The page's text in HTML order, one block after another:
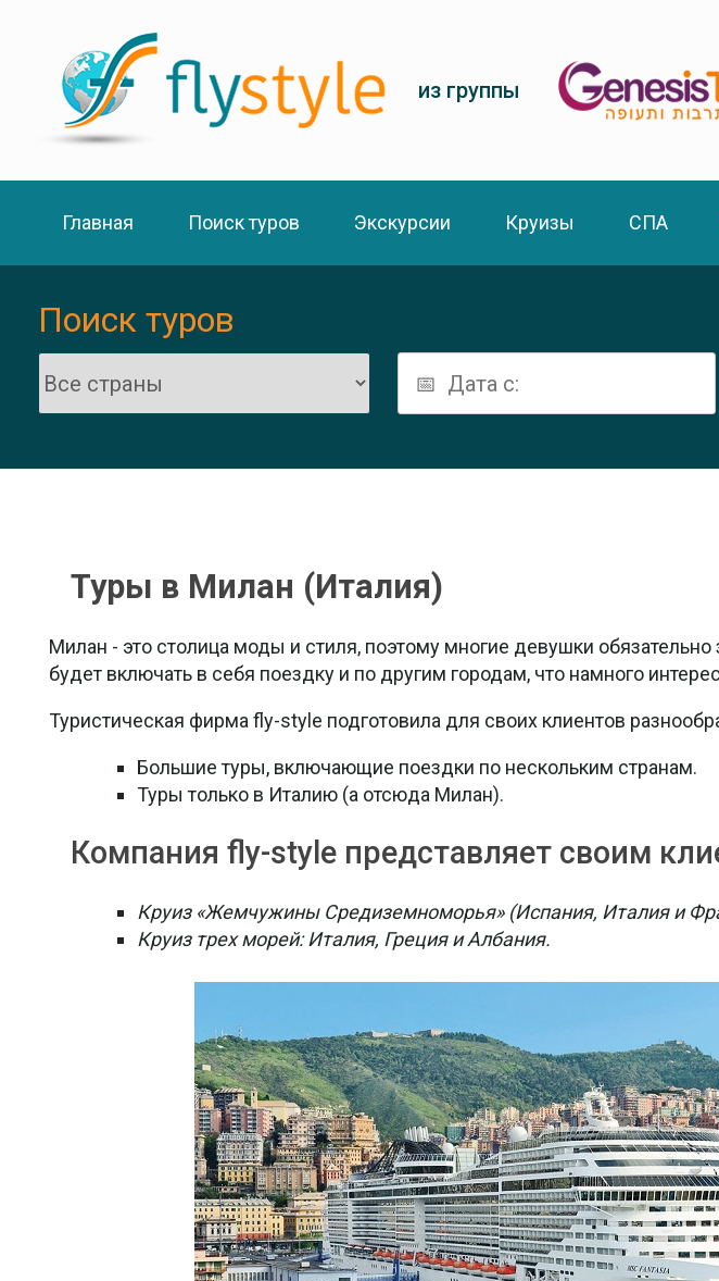
из группы
Главная Поиск туров Экскурсии Круизы СПА
Поиск туров
Туры в Милан (Италия)
Милан - это столица моды и стиля, поэтому многие девушки обязательно
будет включать в себя поездку и по другим городам, что намного
Туристическая фирма fly-style подготовила для своих клиентов
Большие туры, включающие поездки по нескольким странам.
Туры только в Италию (а отсюда Милан).
Компания fly-style представляет своим
Круиз «Жемчужины Средиземноморья» (Испания, Италия и
Круиз трех морей: Италия, Греция и Албания.